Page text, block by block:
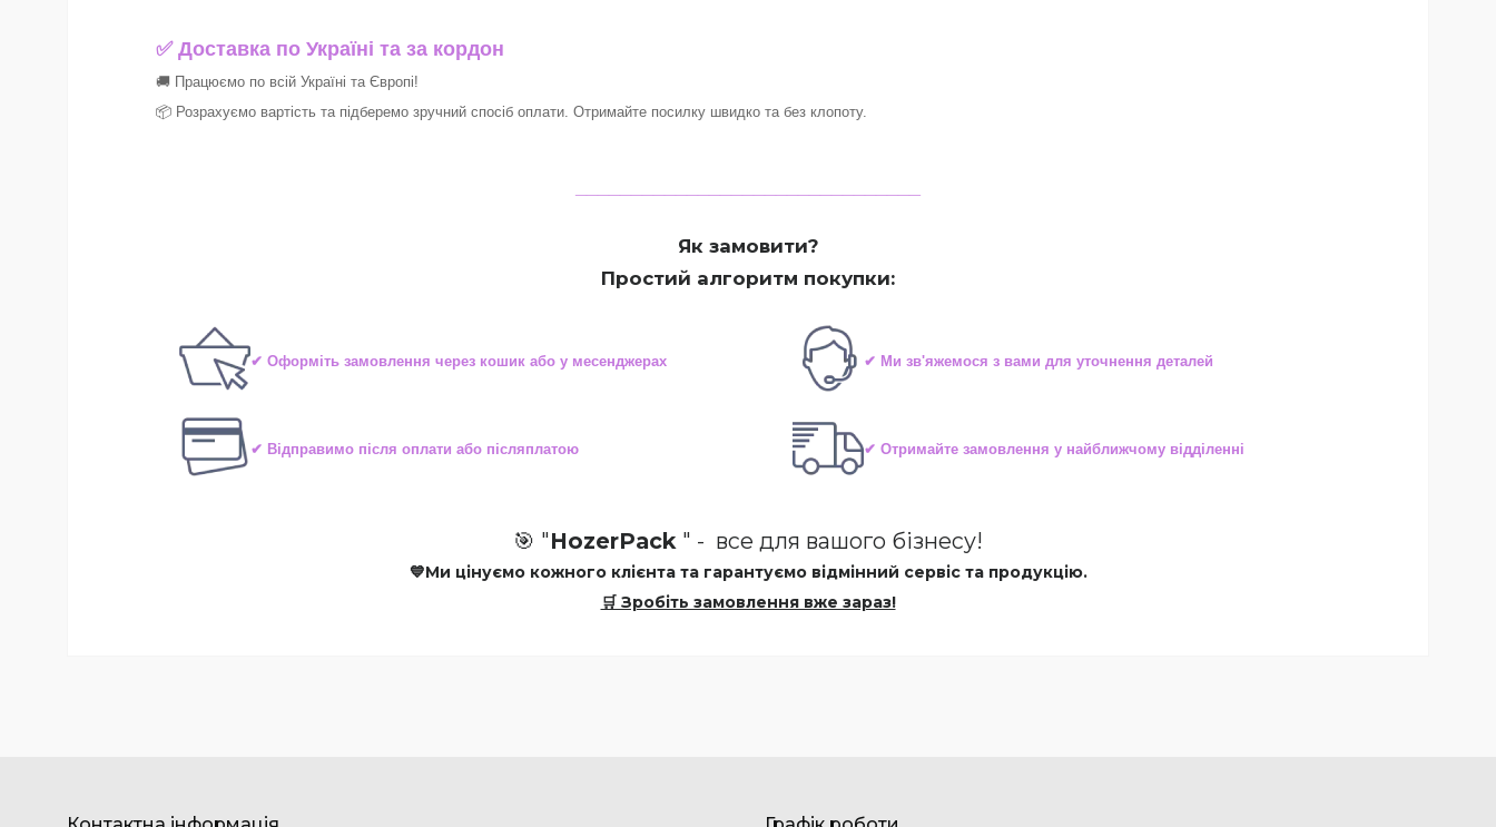
✅Доставка по Україні та за кордон
🚚 Працюємо по всій Україні та Європі!
📦 Розрахуємо вартість та підберемо зручний спосіб оплати. Отримайте посилку швидко та без клопоту.
Як замовити?
Простий алгоритм покупки:
✔ Оформіть замовлення через кошик або у месенджерах ✔ Ми зв'яжемося з вами для уточнення деталей
✔ Відправимо після оплати або післяплатою ✔ Отримайте замовлення у найближчому відділенні
🎯 "HozerPack " - все для вашого бізнесу!
💙Ми цінуємо кожного клієнта та гарантуємо відмінний сервіс та продукцію.
🛒 Зробіть замовлення вже зараз!